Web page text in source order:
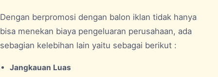
Dengan berpromosi dengan balon iklan tidak hanya
bisa menekan biaya pengeluaran perusahaan, ada
sebagian kelebihan lain yaitu sebagai berikut :
Jangkauan Luas